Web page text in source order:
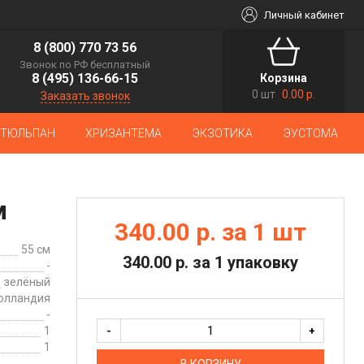
Личный кабинет
8 (800) 770 73 56
Звонок по РФ бесплатный
8 (495) 136-66-15
Заказать звонок
Корзина
0 шт 0.00 р.
ТЮЛЬПАН ХРИЗАНТЕМА ЭКЗОТИКА ЭУСТОМА
55 см
-
зелёный
-
1
1
340.00 р. за 1 шт
340.00 р. за 1 упаковку
- +